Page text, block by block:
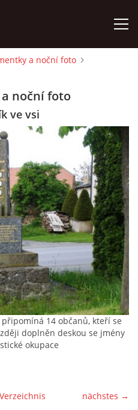
|Drucken|Aktualisiert: 1. 8. 2026|
oben ↑
a noční foto
noční foto
ve vsi
14 občanů, kteří se
doplněn deskou se jmény
okupace
nächstes →